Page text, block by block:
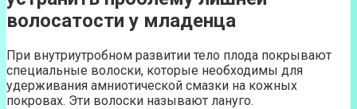
волосатости у младенца
При внутриутробном развитии тело плода покрывают
специальные волоски, которые необходимы для
удерживания амниотической смазки на кожных
покровах. Эти волоски называют лануго.